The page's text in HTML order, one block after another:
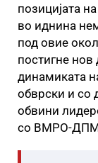
позицијата
во иднина
под овие
постигне нов
динамиката
обврски и со
обвини
со ВМРО-